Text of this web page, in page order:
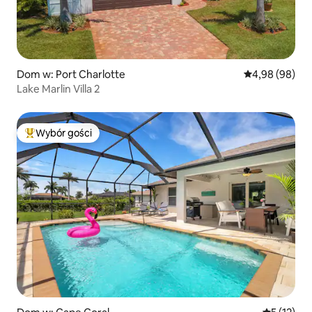
Dom w: Port Charlotte Średnia
4,98 (98)
Lake Marlin Villa 2
Najpopularniejsze z kategorii Wybór gości
Wybór gości